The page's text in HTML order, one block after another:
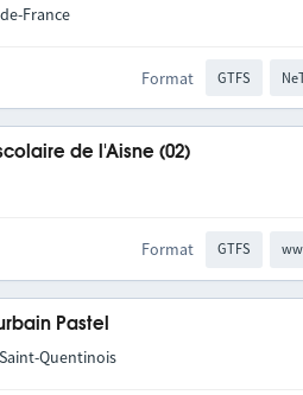
France
Format GTFS
de l'Aisne (02)
Format GTFS
Pastel
Quentinois